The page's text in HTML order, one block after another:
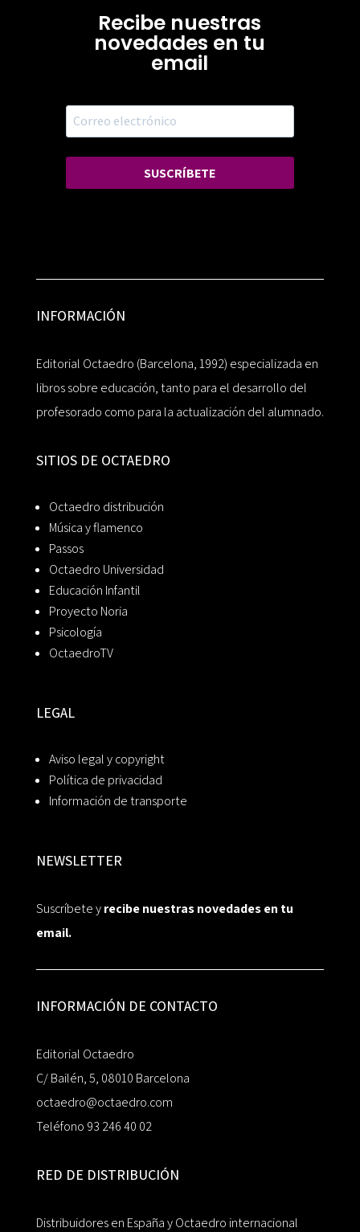
Recibe nuestras
novedades en tu
email
SUSCRÍBETE
INFORMACIÓN
Editorial Octaedro (Barcelona, 1992) especializada en
libros sobre educación, tanto para el desarrollo del
profesorado como para la actualización del alumnado.
SITIOS DE OCTAEDRO
Octaedro distribución
Música y flamenco
Passos
Octaedro Universidad
Educación Infantil
Proyecto Noria
Psicología
OctaedroTV
LEGAL
Aviso legal y copyright
Política de privacidad
Información de transporte
NEWSLETTER
Suscríbete yrecibe nuestras novedades en tu
email.
INFORMACIÓN DE CONTACTO
Editorial Octaedro
C/ Bailén, 5, 08010 Barcelona
octaedro@octaedro.com
Teléfono 93 246 40 02
RED DE DISTRIBUCIÓN
Distribuidores en España y Octaedro internacional